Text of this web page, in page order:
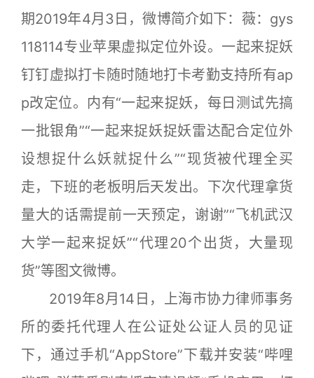
期2019年4月3日，微博简介如下：薇：gys
118114专业苹果虚拟定位外设。一起来捉妖
钉钉虚拟打卡随时随地打卡考勤支持所有ap
p改定位。内有“一起来捉妖，每日测试先搞
一批银角”“一起来捉妖捉妖雷达配合定位外
设想捉什么妖就捉什么”“现货被代理全买
走，下班的老板明后天发出。下次代理拿货
量大的话需提前一天预定，谢谢”“飞机武汉
大学一起来捉妖”“代理20个出货，大量现
货”等图文微博。
2019年8月14日，上海市协力律师事务
所的委托代理人在公证处公证人员的见证
下，通过手机“AppStore”下载并安装“哔哩